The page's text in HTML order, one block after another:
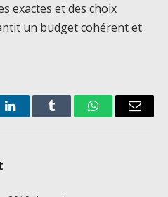
exactes et des choix
un budget cohérent et
LinkedInTumblr WhatsAppEmail